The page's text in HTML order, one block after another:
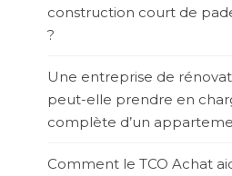
construction court de
?
Une entreprise de
peut-elle prendre en
complète d’un
Comment le TCO Achat